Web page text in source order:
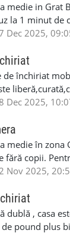
medie in Grat
la 1 minut de
Dec 2025,
de închiriat
Dec 2025,
medie în zona
fără copii.
Nov 2025,
dublă , casa
pound plus